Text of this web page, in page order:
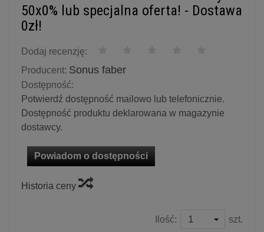
50x0% lub specjalna oferta! - Dostawa
0zł!
Dodaj recenzję:
Producent: Sonus faber
Dostępność:
Potwierdź dostępność mailowo lub telefonicznie.
Dostępność produktu deklarowana w magazynie
dostawcy.
Powiadom o dostępności
Historia ceny
Ilość: szt.